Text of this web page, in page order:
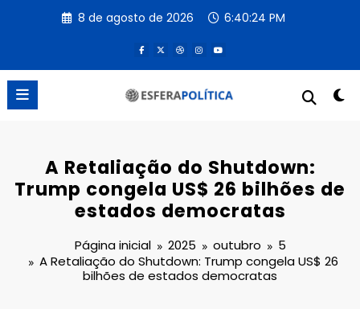
8 de agosto de 2026 6:40:24 PM
A Retaliação do Shutdown:
Trump congela US$ 26 bilhões de
estados democratas
Página inicial 2025 outubro
5
A Retaliação do Shutdown: Trump congela US$ 26
bilhões de estados democratas